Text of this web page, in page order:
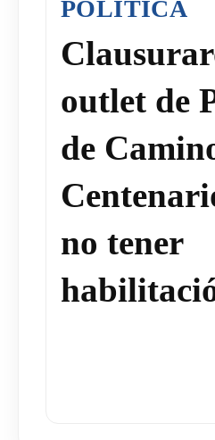
POLITICA
outlet de
de
no tener